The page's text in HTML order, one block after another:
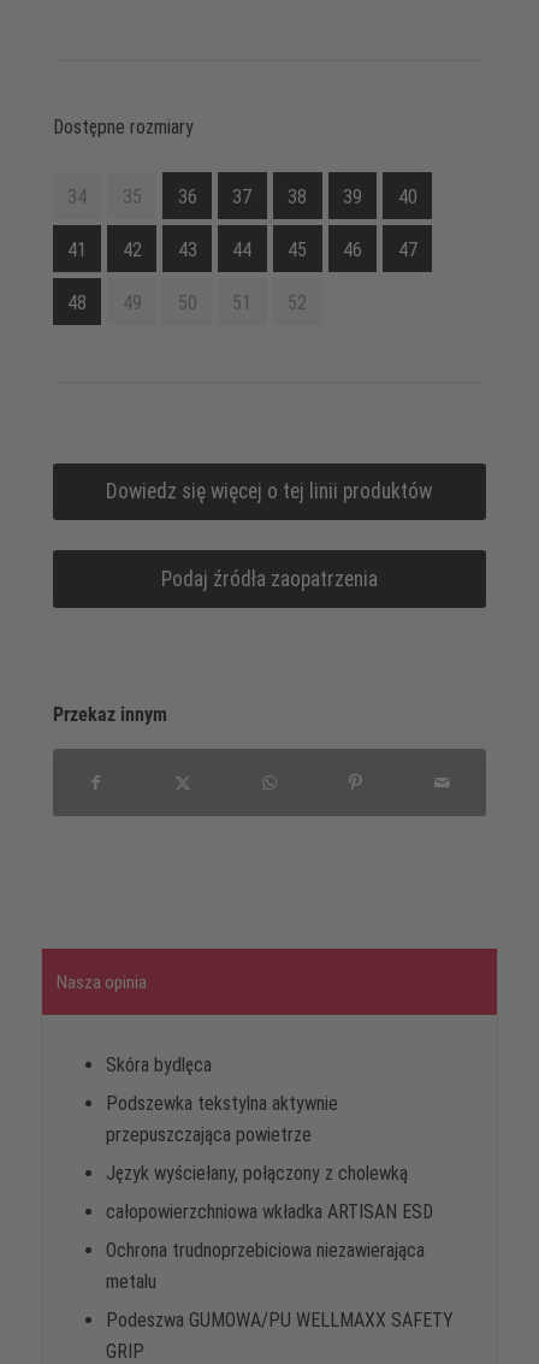
Dostępne rozmiary
34 35 36 37 38 39 40
41 42 43 44 45 46 47
48 49 50 51 52
Dowiedz się więcej o tej linii produktów
Podaj źródła zaopatrzenia
Przekaz innym
Nasza opinia
Skóra bydlęca
Podszewka tekstylna aktywnie
przepuszczająca powietrze
Język wyściełany, połączony z cholewką
całopowierzchniowa wkładka ARTISAN ESD
Ochrona trudnoprzebiciowa niezawierająca
metalu
Podeszwa GUMOWA/PU WELLMAXX SAFETY
GRIP